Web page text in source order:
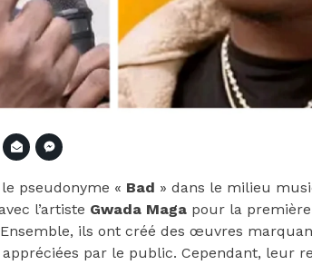
pseudonyme « Bad » dans le milieu
l’artiste Gwada Maga pour la
ils ont créé des œuvres
par le public. Cependant, leur